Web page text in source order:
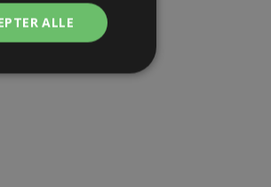
ALLE